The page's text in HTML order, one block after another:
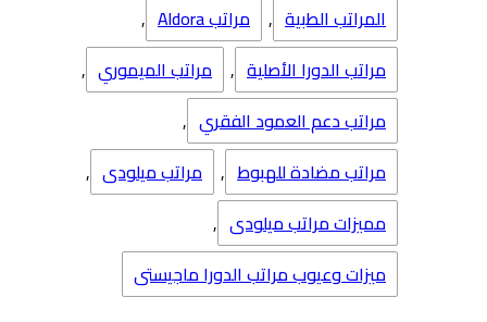
المراتب الطبية , مراتب Aldora
,
مراتب الدورا الأصلية , مراتب الميموري ,
مراتب دعم العمود الفقري ,
مراتب مضادة للهبوط , مراتب ميلودى ,
مميزات مراتب ميلودى ,
ميزات وعيوب مراتب الدورا ماجيستى